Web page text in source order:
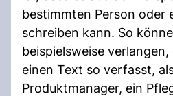
bestimmten Person oder
schreiben kann. So
beispielsweise verlangen,
einen Text so verfasst,
Produktmanager, ein